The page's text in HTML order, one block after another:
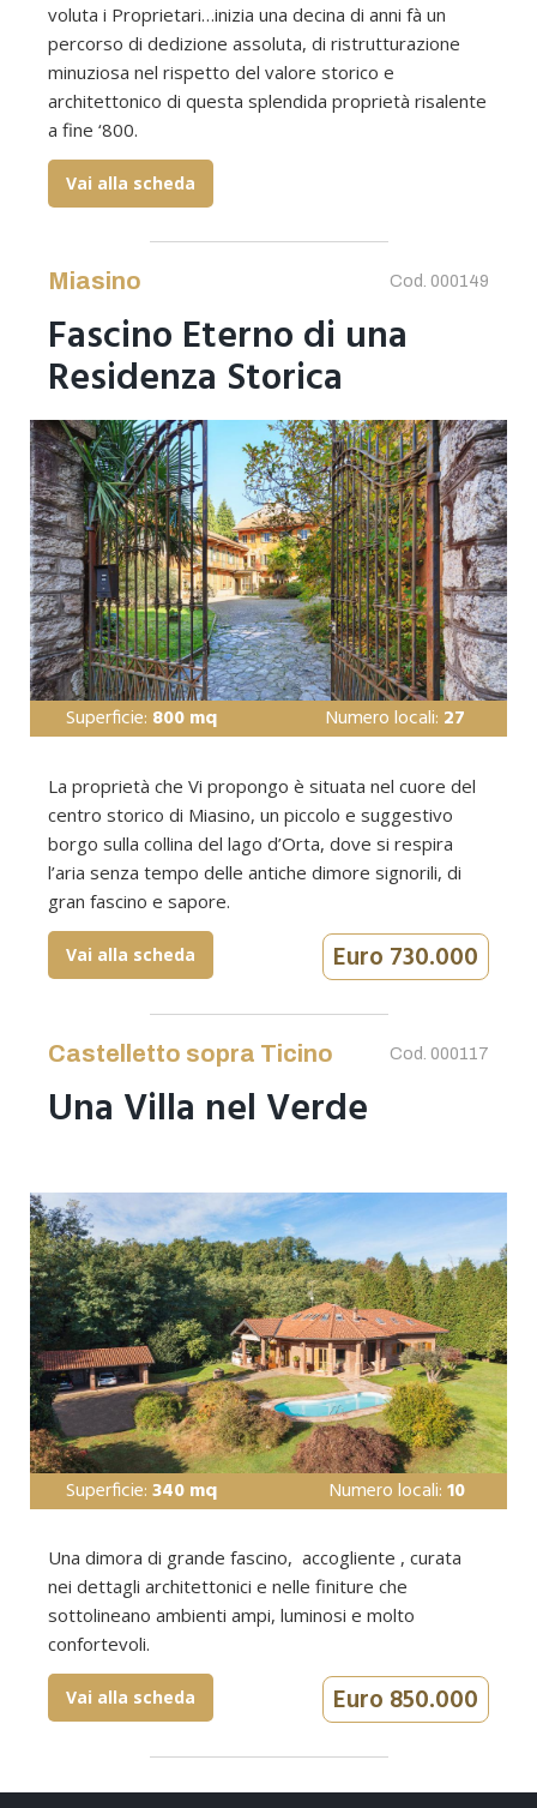
voluta i Proprietari…inizia una decina di anni fà un
percorso di dedizione assoluta, di ristrutturazione
minuziosa nel rispetto del valore storico e
architettonico di questa splendida proprietà risalente
a fine ‘800.
Vai alla scheda
Superficie: 800 mq Numero locali: 27
Miasino Cod. 000149
Fascino Eterno di una
Residenza Storica
La proprietà che Vi propongo è situata nel cuore del
centro storico di Miasino, un piccolo e suggestivo
borgo sulla collina del lago d’Orta, dove si respira
l’aria senza tempo delle antiche dimore signorili, di
gran fascino e sapore.
Euro 730.000
Vai alla scheda
Superficie:340 mq Numero locali:10
Castelletto sopra Ticino Cod. 000117
Una Villa nel Verde
Una dimora di grande fascino, accogliente , curata
nei dettagli architettonici e nelle finiture che
sottolineano ambienti ampi, luminosi e molto
confortevoli.
Euro 850.000
Vai alla scheda